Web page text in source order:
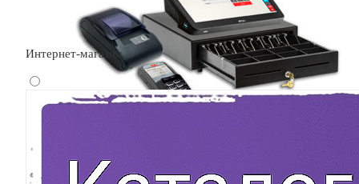
Интернет-магазин